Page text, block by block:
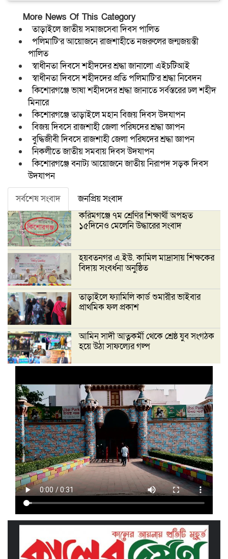
More News Of This Category
তাড়াইলে জাতীয় সমাজসেবা দিবস পালিত
পলিমাটি’র আয়োজনে রাজশাহীতে নজরুলের জন্মজয়ন্তী
পালিত
স্বাধীনতা দিবসে শহীদদের শ্রদ্ধা জানালো এইচটিআই
স্বাধীনতা দিবসে শহীদদের প্রতি পলিমাটি’র শ্রদ্ধা নিবেদন
কিশোরগঞ্জে ভাষা শহীদদের শ্রদ্ধা জানাতে সর্বস্তরের ঢল শহীদ
মিনারে
কিশোরগঞ্জে তাড়াইলে মহান বিজয় দিবস উদযাপন
বিজয় দিবসে রাজশাহী জেলা পরিষদের শ্রদ্ধা জ্ঞাপন
বুদ্ধিজীবী দিবসে রাজশাহী জেলা পরিষদের শ্রদ্ধা জ্ঞাপন
নিকলীতে জাতীয় সমবায় দিবস উদযাপন
কিশোরগঞ্জে বনাট্য আয়োজনে জাতীয় নিরাপদ সড়ক দিবস
উদযাপন
সর্বশেষ সংবাদ
জনপ্রিয় সংবাদ
করিমগঞ্জে ৭ম শ্রেণির শিক্ষার্থী অপহৃত
১৫দিনেও মেলেনি উদ্ধারের সংবাদ
হয়বতনগর এ.ইউ. কামিল মাদ্রাসায় শিক্ষকের
বিদায় সংবর্ধনা অনুষ্ঠিত
তাড়াইলে ফ্যামিলি কার্ড শুমারীর ভাইবার
প্রাথমিক ফল প্রকাশ
আমিন সাদী আত্নকর্মী থেকে শ্রেষ্ঠ যুব সংগঠক
হয়ে উঠা সাফল্যের গল্প
‘দেশ গড়তে জুলাই জাগরণ’ উপলক্ষে
তাড়াইলে এনসিপির পদযাত্রা ও পথসভা
অনুষ্ঠিত
ইসলামী ব্যাংক কিশোরগঞ্জ গাইটাল উপ শাখায়
গ্রাহক সমাবেশ অনুষ্ঠিত
মাধবদীতে এস ডি আইটি ট্রেনিং ইনস্টিটিউট
বিনামূল্যে দক্ষতা প্রশিক্ষণের অ্যাসেসমেন্ট
অনুষ্ঠিত
তাড়াইলে দুই শতাধিক শিক্ষকের অংশগ্রহণে
দিনব্যাপী প্রশিক্ষণ কর্মশালা অনুষ্ঠিত
পরিচ্ছন্ন নগরীর দাবিতে কিশোরগঞ্জ এপেক্স